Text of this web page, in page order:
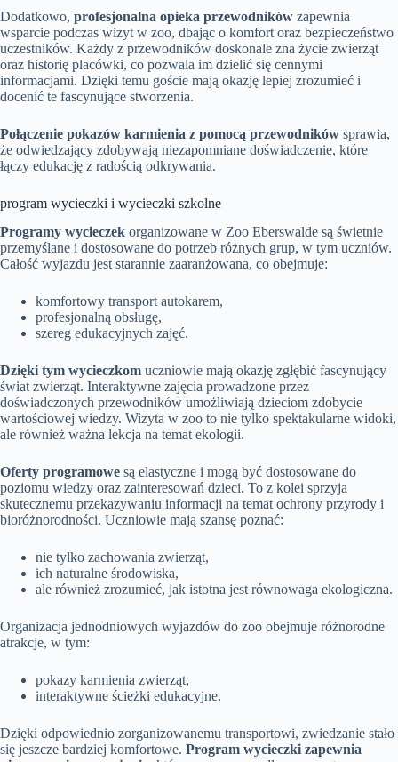
Dodatkowo, profesjonalna opieka przewodników zapewnia
wsparcie podczas wizyt w zoo, dbając o komfort oraz bezpieczeństwo
uczestników. Każdy z przewodników doskonale zna życie zwierząt
oraz historię placówki, co pozwala im dzielić się cennymi
informacjami. Dzięki temu goście mają okazję lepiej zrozumieć i
docenić te fascynujące stworzenia.
Połączenie pokazów karmienia z pomocą przewodników sprawia,
że odwiedzający zdobywają niezapomniane doświadczenie, które
łączy edukację z radością odkrywania.
program wycieczki i wycieczki szkolne
Programy wycieczek organizowane w Zoo Eberswalde są świetnie
przemyślane i dostosowane do potrzeb różnych grup, w tym uczniów.
Całość wyjazdu jest starannie zaaranżowana, co obejmuje:
komfortowy transport autokarem,
profesjonalną obsługę,
szereg edukacyjnych zajęć.
Dzięki tym wycieczkom uczniowie mają okazję zgłębić fascynujący
świat zwierząt. Interaktywne zajęcia prowadzone przez
doświadczonych przewodników umożliwiają dzieciom zdobycie
wartościowej wiedzy. Wizyta w zoo to nie tylko spektakularne widoki,
ale również ważna lekcja na temat ekologii.
Oferty programowe są elastyczne i mogą być dostosowane do
poziomu wiedzy oraz zainteresowań dzieci. To z kolei sprzyja
skutecznemu przekazywaniu informacji na temat ochrony przyrody i
bioróżnorodności. Uczniowie mają szansę poznać:
nie tylko zachowania zwierząt,
ich naturalne środowiska,
ale również zrozumieć, jak istotna jest równowaga ekologiczna.
Organizacja jednodniowych wyjazdów do zoo obejmuje różnorodne
atrakcje, w tym:
pokazy karmienia zwierząt,
interaktywne ścieżki edukacyjne.
Dzięki odpowiednio zorganizowanemu transportowi, zwiedzanie stało
się jeszcze bardziej komfortowe. Program wycieczki zapewnia